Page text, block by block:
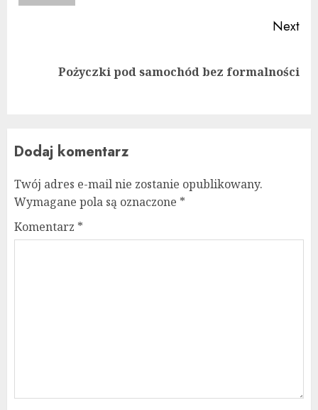
Next
Pożyczki pod samochód bez formalności
Dodaj komentarz
Twój adres e-mail nie zostanie opublikowany.
Wymagane pola są oznaczone *
Komentarz *